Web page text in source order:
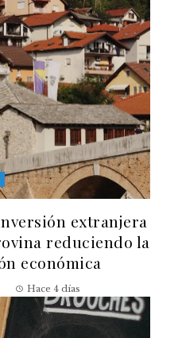
extranjera
reduciendo la
económica
Hace 4 días